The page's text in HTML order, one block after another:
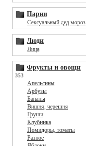
Парни
Сексуальный дед мороз
Люди
Лица
Фрукты и овощи
353
Апельсины
Арбузы
Бананы
Вишня, черешня
Груши
Клубника
Помидоры, томаты
Разное